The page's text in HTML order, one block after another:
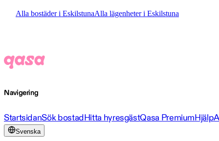
Alla bostäder i EskilstunaAlla lägenheter i Eskilstuna
Navigering
StartsidanSök bostadHitta hyresgästQasa PremiumHjälp
Svenska